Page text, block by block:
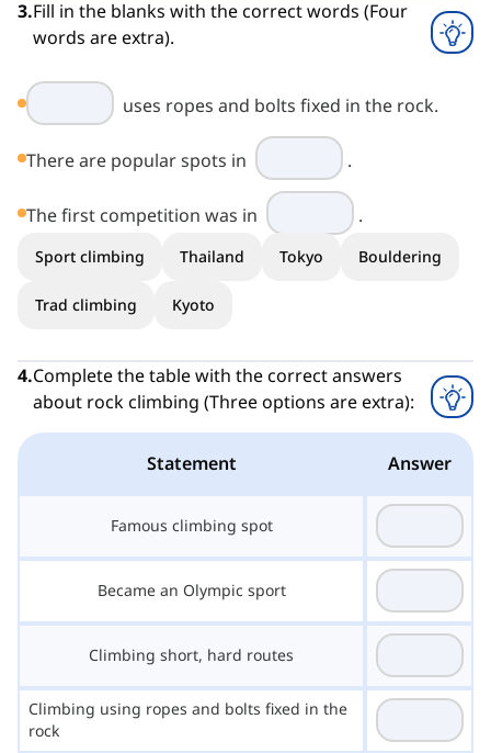
3.Fill in the blanks with the correct words (Four
words are extra).
uses ropes and bolts fixed in the rock.
There are popular spots in .
The first competition was in .
Sport climbing Thailand Tokyo Bouldering
Trad climbing Kyoto
4.Complete the table with the correct answers
about rock climbing (Three options are extra):
Statement Answer
Famous climbing spot
Became an Olympic sport
Climbing short, hard routes
Climbing using ropes and bolts fixed in the
rock